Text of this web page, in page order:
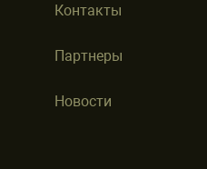
Контакты
Партнеры
Новости